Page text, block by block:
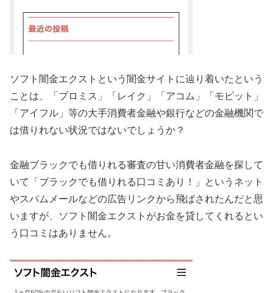
ソフト闇金エクストという闇金サイトに辿り着いたという
ことは、「プロミス」「レイク」「アコム」「モビット」
「アイフル」等の大手消費者金融や銀行などの金融機関で
は借りれない状況ではないでしょうか？
金融ブラックでも借りれる審査の甘い消費者金融を探して
いて「ブラックでも借りれる口コミあり！」というネット
やスパムメールなどの広告リンクから飛ばされたんだと思
いますが、ソフト闇金エクストがお金を貸してくれるとい
う口コミはありません。